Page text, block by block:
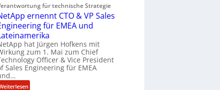
e
L
ö
s
u
n
d
F
i
n
a
n
c
n
g
i
n
e
e
r
i
n
für technische Strategie
ernennt CTO & VP Sales
für EMEA und
hat Jürgen Hofkens mit
zum 1. Mai zum Chief
Officer & Vice President
Sales Engineering für EMEA
: